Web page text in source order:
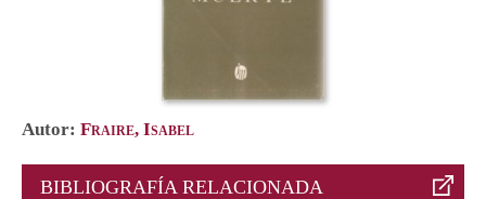
Autor: Fraire, Isabel
BIBLIOGRAFÍA RELACIONADA